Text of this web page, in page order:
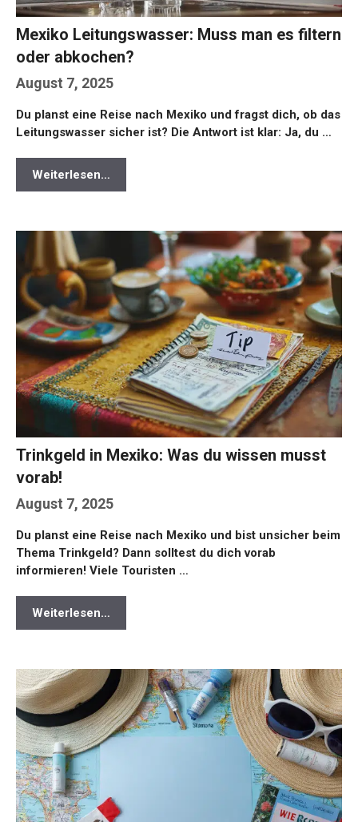
August 7, 2025
Mexiko Leitungswasser: Muss man es filtern
oder abkochen?
Du planst eine Reise nach Mexiko und fragst dich, ob das
Leitungswasser sicher ist? Die Antwort ist klar: Ja, du …
Weiterlesen…
August 7, 2025
Trinkgeld in Mexiko: Was du wissen musst
vorab!
Du planst eine Reise nach Mexiko und bist unsicher beim
Thema Trinkgeld? Dann solltest du dich vorab
informieren! Viele Touristen …
Weiterlesen…